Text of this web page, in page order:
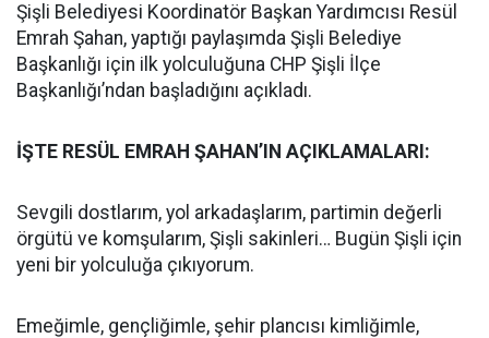
Şişli Belediyesi Koordinatör Başkan Yardımcısı Resül
Emrah Şahan, yaptığı paylaşımda Şişli Belediye
Başkanlığı için ilk yolculuğuna CHP Şişli İlçe
Başkanlığı’ndan başladığını açıkladı.
İŞTE RESÜL EMRAH ŞAHAN’IN AÇIKLAMALARI:
Sevgili dostlarım, yol arkadaşlarım, partimin değerli
örgütü ve komşularım, Şişli sakinleri… Bugün Şişli için
yeni bir yolculuğa çıkıyorum.
Emeğimle, gençliğimle, şehir plancısı kimliğimle,